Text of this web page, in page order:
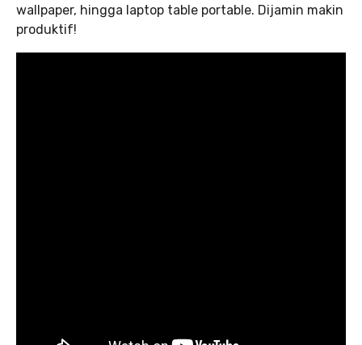
wallpaper, hingga laptop table portable. Dijamin makin
produktif!